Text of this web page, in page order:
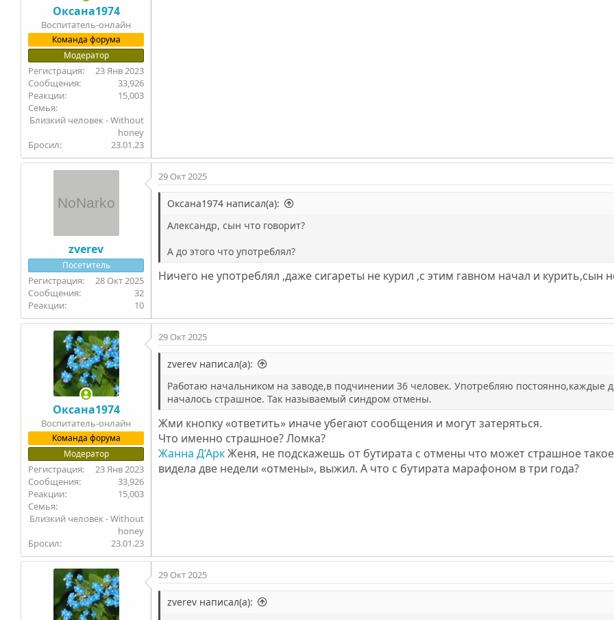
Оксана1974
Воспитатель-онлайн
Команда форума
Модератор
23 Янв 2023
33,926
15,003
Семья
Близкий человек - Without
honey
Бросил
23.01.23
zverev
Посетитель
28 Окт 2025
32
10
29 Окт 2025
Оксана1974 написал(а):
Александр, сын что говорит?
А до этого что употреблял?
Ничего не употреблял ,даже сигареты не курил ,с этим гавном начал и курить,сын
Оксана1974
Воспитатель-онлайн
Команда форума
Модератор
23 Янв 2023
33,926
15,003
Семья
Близкий человек - Without
honey
Бросил
23.01.23
29 Окт 2025
zverev написал(а):
Работаю начальником на заводе,в подчинении 36 человек. Употребляю
началось страшное. Так называемый синдром отмены.
Жми кнопку «ответить» иначе убегают сообщения и могут затеряться.
Что именно страшное? Ломка?
Жанна Д’АркЖеня, не подскажешь от бутирата с отмены что может страшное
видела две недели «отмены», выжил. А что с бутирата марафоном в три года?
29 Окт 2025
zverev написал(а):